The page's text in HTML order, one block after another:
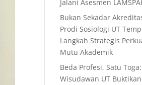
Jalani Asesmen
Bukan Sekadar
Prodi Sosiologi UT
Langkah Strategis
Mutu Akademik
Beda Profesi, Satu Toga:
Wisudawan UT Buktikan